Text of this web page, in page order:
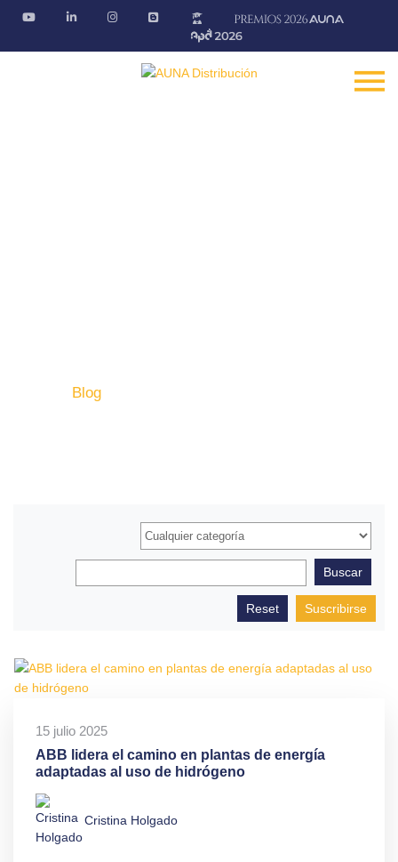
Blog
Suscribirse
15 julio 2025
ABB lidera el camino en plantas de energía
adaptadas al uso de hidrógeno
Cristina Holgado